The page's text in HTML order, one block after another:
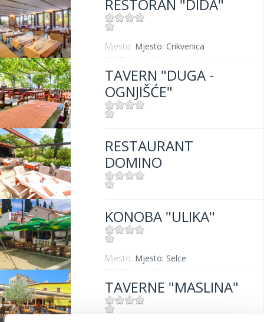
Udaljenost od mora: 100 m
RESTORAN "DIDA"
Mjesto: Mjesto: Crikvenica
Udaljenost od mora:
TAVERN "DUGA -
OGNJIŠĆE"
Udaljenost od mora:
RESTAURANT
DOMINO
KONOBA "ULIKA"
Mjesto: Mjesto: Selce
Udaljenost od mora:
TAVERNE "MASLINA"